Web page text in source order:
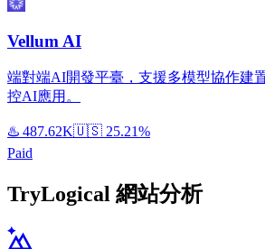
Vellum AI
端對端AI開發平臺，支援多模型協作建
控AI應用。
♨️ 487.62K🇺🇸 25.21%
Paid
TryLogical 網站分析